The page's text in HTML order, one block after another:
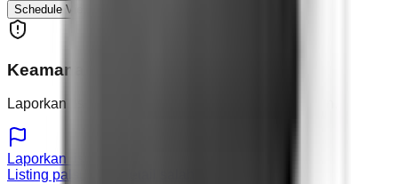
Schedule Viewing
Keamanan & Laporan
Laporkan listing atau pengguna yang mencurigakan.
Laporkan listing
Listing palsu atau detail salah